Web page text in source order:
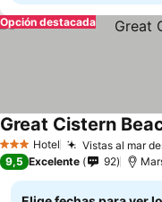
Opción destacada
3 Estrellas
Hotel Vistas al mar
Great Cistern
9,5 Excelente 92